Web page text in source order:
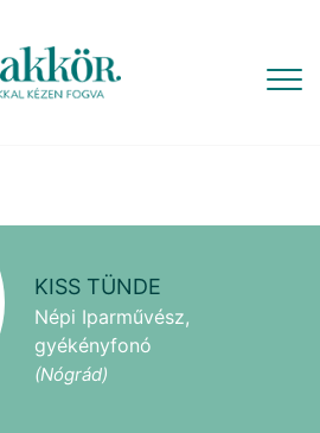
KISS TÜNDE
Népi Iparművész,
gyékényfonó
(Nógrád)